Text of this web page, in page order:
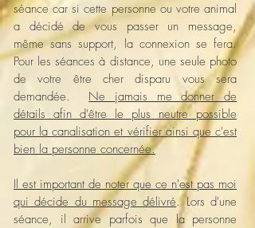
séance car si cette personne ou votre animal
a décidé de vous passer un message,
même sans support, la connexion se fera.
Pour les séances à distance, une seule photo
de votre être cher disparu vous sera
demandée. Ne jamais me donner de
détails afin d'être le plus neutre possible
pour la canalisation et vérifier ainsi que c'est
bien la personne concernée.
Il est important de noter que ce n'est pas moi
qui décide du message délivré. Lors d'une
séance, il arrive parfois que la personne